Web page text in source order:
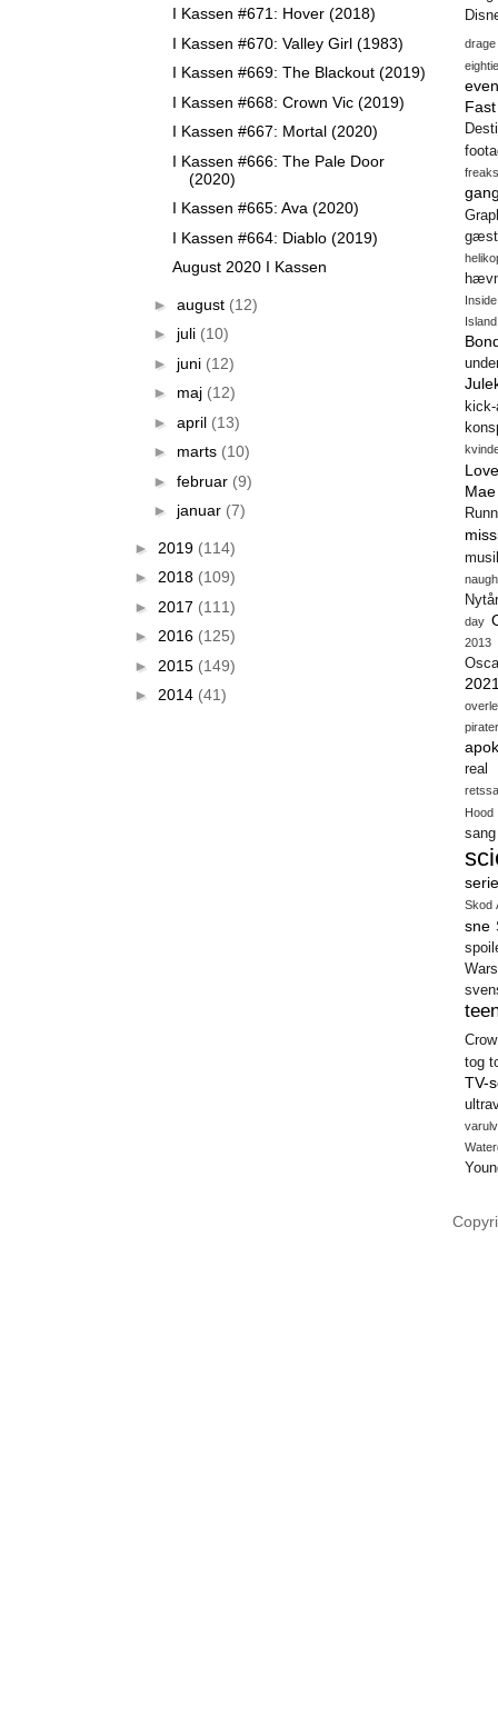
I Kassen #671: Hover (2018)
I Kassen #670: Valley Girl (1983)
I Kassen #669: The Blackout (2019)
I Kassen #668: Crown Vic (2019)
I Kassen #667: Mortal (2020)
I Kassen #666: The Pale Door
(2020)
I Kassen #665: Ava (2020)
I Kassen #664: Diablo (2019)
August 2020 I Kassen
► august (12)
► juli (10)
► juni (12)
► maj (12)
► april (13)
► marts (10)
► februar (9)
► januar (7)
► 2019 (114)
► 2018 (109)
► 2017 (111)
► 2016 (125)
► 2015 (149)
► 2014 (41)
drage
freaks
Island
Nytår
day
2013
pirater
real
Hood
Skod
sne
Wars
Crow
tog
TV-
varulv